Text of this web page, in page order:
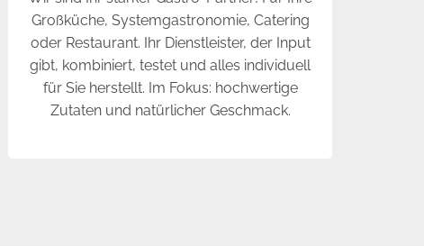
Großküche, Systemgastronomie, Catering
oder Restaurant. Ihr Dienstleister, der Input
gibt, kombiniert, testet und alles individuell
für Sie herstellt. Im Fokus: hochwertige
Zutaten und natürlicher Geschmack.